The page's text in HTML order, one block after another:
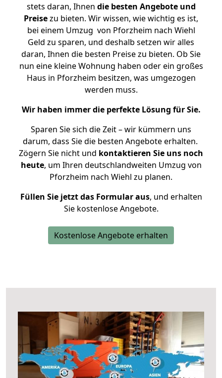
stets daran, Ihnen die besten Angebote und
Preisezu bieten. Wir wissen, wie wichtig es ist,
bei einem Umzug von Pforzheim nach Wiehl
Geld zu sparen, und deshalb setzen wir alles
daran, Ihnen die besten Preise zu bieten. Ob Sie
nun eine kleine Wohnung haben oder ein großes
Haus in Pforzheim besitzen, was umgezogen
werden muss.
Wir haben immer die perfekte Lösung für Sie.
Sparen Sie sich die Zeit – wir kümmern uns
darum, dass Sie die besten Angebote erhalten.
Zögern Sie nicht und kontaktieren Sie uns noch
heute, um Ihren deutschlandweiten Umzug von
Pforzheim nach Wiehl zu planen.
Füllen Sie jetzt das Formular aus, und erhalten
Sie kostenlose Angebote.
Kostenlose Angebote erhalten